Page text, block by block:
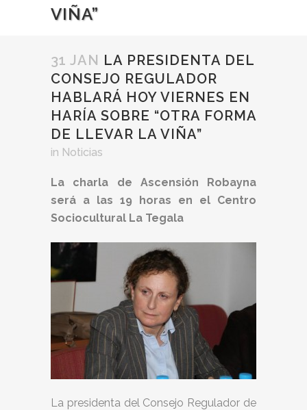
VIÑA”
31 JAN LA PRESIDENTA DEL
CONSEJO REGULADOR
HABLARÁ HOY VIERNES EN
HARÍA SOBRE “OTRA FORMA
DE LLEVAR LA VIÑA”
in Noticias
La charla de Ascensión Robayna
será a las 19 horas en el Centro
Sociocultural La Tegala
La presidenta del Consejo Regulador de